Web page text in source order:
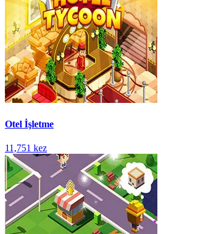
Otel İşletme
11,751 kez